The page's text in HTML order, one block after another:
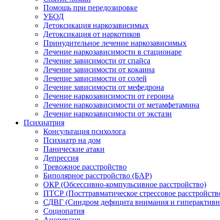
Помощь при передозировке
УБОД
Детоксикация наркозависимых
Детоксикация от наркотиков
Принудительное лечение наркозависимых
Лечение наркозависимости в стационаре
Лечение зависимости от спайса
Лечение зависимости от кокаина
Лечение зависимости от солей
Лечение зависимости от мефедрона
Лечение наркозависимости от героина
Лечение наркозависимости от метамфетамина
Лечение наркозависимости от экстази
Психиатрия
Консультация психолога
Психиатр на дом
Панические атаки
Депрессия
Тревожное расстройство
Биполярное расстройство (БАР)
ОКР (Обсессивно-компульсивное расстройство)
ПТСР (Посттравматическое стрессовое
СДВГ (Синдром дефицита внимания и
Социопатия